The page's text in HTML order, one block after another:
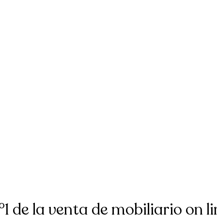
de la venta de mobiliario on